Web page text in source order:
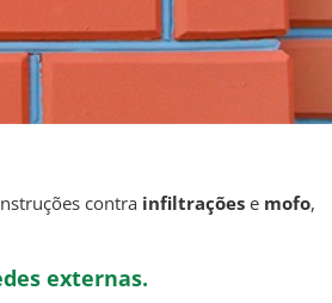
contra infiltrações e mofo,
externas.